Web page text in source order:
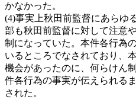
かなかった。
(4)事実上秋田前監督にあらゆ
部も秋田前監督に対して注意
制になっていた。本件各行為
いるところでなされており、
機会があったのに、何らけん
件各行為の事実が伝えられる
された。